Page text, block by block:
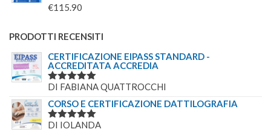
€115.90
PRODOTTI RECENSITI
CERTIFICAZIONE EIPASS STANDARD -
ACCREDITATA ACCREDIA
VALUTATO
DI FABIANA QUATTROCCHI
CORSO E CERTIFICAZIONE DATTILOGRAFIA
VALUTATO
DI IOLANDA